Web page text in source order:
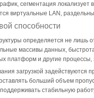
сегментация локализует
виртуальные LAN,
способности
определяется не лишь
массивы данных,
платформ и другие
загрузкой задействуются
больший объем
стабильную